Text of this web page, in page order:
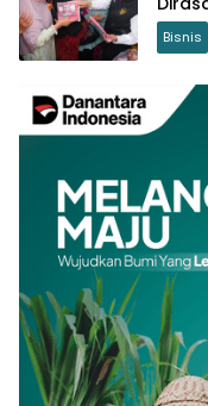
Bisnis